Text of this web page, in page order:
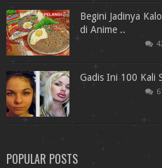
Begini Jadinya
di Anime ..
Gadis Ini 100 Kali
POPULAR POSTS